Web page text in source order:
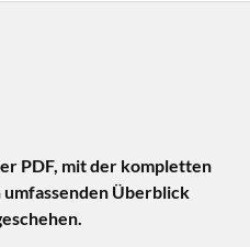
PDF, mit der kompletten
umfassenden Überblick